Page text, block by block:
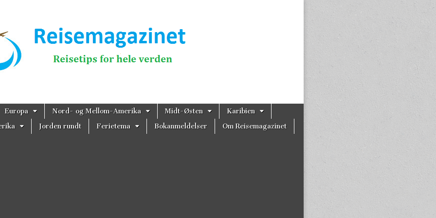
Europa Nord- og Mellom-Amerika Midt-Østen
Karibien
Jorden rundt Ferietema Bokanmeldelser Om Reisemagazinet